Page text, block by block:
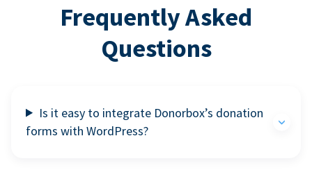
Frequently Asked
Questions
Is it easy to integrate Donorbox’s donation
forms with WordPress?